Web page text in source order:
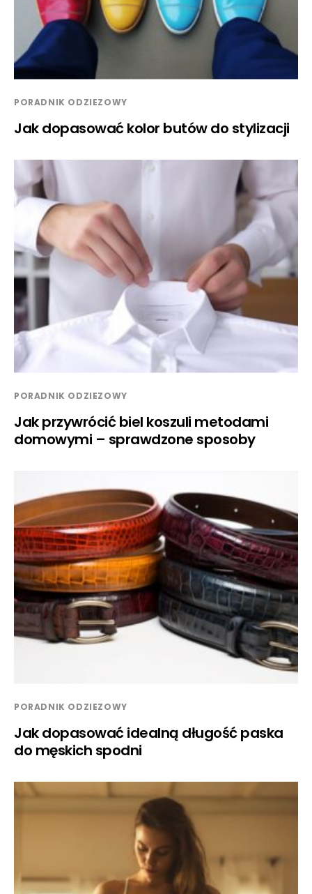
PORADNIK ODZIEZOWY
Jak dopasować kolor butów do stylizacji
PORADNIK ODZIEZOWY
Jak przywrócić biel koszuli metodami
domowymi – sprawdzone sposoby
PORADNIK ODZIEZOWY
Jak dopasować idealną długość paska
do męskich spodni